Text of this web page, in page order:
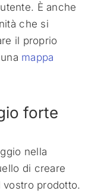
È anche
che si
il proprio
mappa
forte
nella
di creare
vostro prodotto.